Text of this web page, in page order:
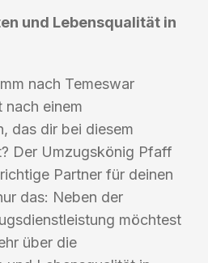
und Lebensqualität in
nach Temeswar
nach einem
das dir bei diesem
Der Umzugskönig Pfaff
Partner für deinen
das: Neben der
möchtest
über die